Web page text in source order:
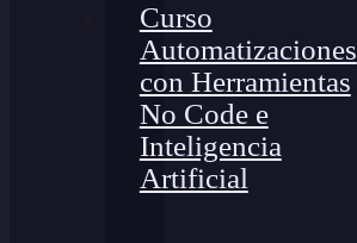
Curso
Automatizaciones
con Herramientas
No Code e
Inteligencia
Artificial